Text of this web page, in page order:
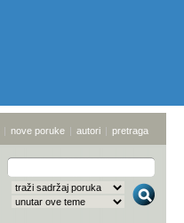
| nove poruke | autori | pretraga